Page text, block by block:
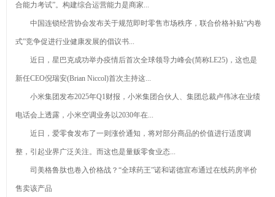
合能力考试”。构建综合运营能力是商家...
中国连锁经营协会发布关于规范即时零售市场秩序，联合价格补贴“内卷
式”竞争促进行业健康发展的倡议书...
近日，星巴克成功举办疫情后首次全球领导力峰会(简称LE25)，这也是
新任CEO倪瑞安(Brian Niccol)首次主持这...
小米集团发布2025年Q1财报，小米集团合伙人、集团总裁卢伟冰在业绩
电话会上透露，小米空调业务以2030年在...
近日，爱零食发布了一则涨价通知，将对部分商品的价值进行适度调
整，引起业界广泛关注。而这也是量贩零食业态...
司美格鲁肽也卷入价格战？“全球药王”诺和诺德宣布通过在线药房半价
售卖该产品